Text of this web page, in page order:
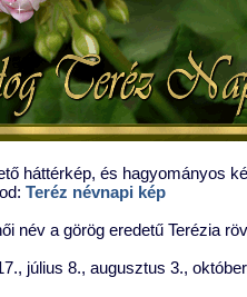
háttérkép, és hagyományos
Teréz névnapi kép
név a görög eredetű Terézia
július 8., augusztus 3.,